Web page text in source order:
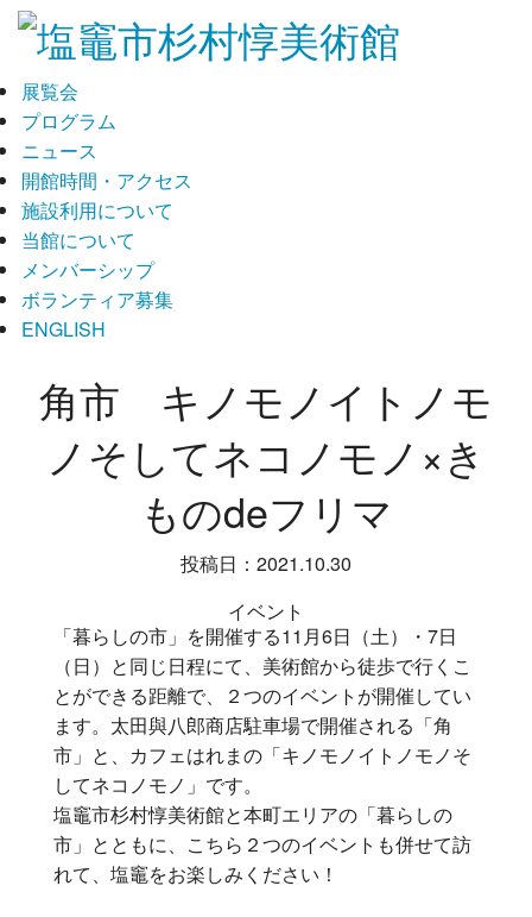
展覧会
プログラム
ニュース
開館時間・アクセス
施設利用について
当館について
メンバーシップ
ボランティア募集
ENGLISH
角市 キノモノイトノモ
ノそしてネコノモノ×き
ものdeフリマ
投稿日：2021.10.30
イベント
「暮らしの市」を開催する11月6日（土）・7日
（日）と同じ日程にて、美術館から徒歩で行くこ
とができる距離で、２つのイベントが開催してい
ます。太田與八郎商店駐車場で開催される「角
市」と、カフェはれまの「キノモノイトノモノそ
してネコノモノ」です。
塩竈市杉村惇美術館と本町エリアの「暮らしの
市」とともに、こちら２つのイベントも併せて訪
れて、塩竈をお楽しみください！